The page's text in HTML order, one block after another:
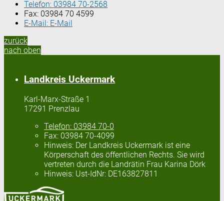
Telefon: 03984 70-2568
Fax: 03984 70 4599
E-Mail: E-Mail
zurück
nach oben
Landkreis Uckermark
Karl-Marx-Straße 1
17291 Prenzlau
Telefon: 03984 70-0
Fax: 03984 70-4099
Hinweis: Der Landkreis Uckermark ist eine
Körperschaft des öffentlichen Rechts. Sie wird
vertreten durch die Landrätin Frau Karina Dörk
Hinweis: Ust-IdNr: DE163827811